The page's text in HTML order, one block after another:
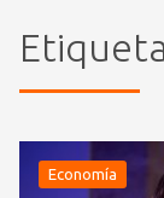
Economía